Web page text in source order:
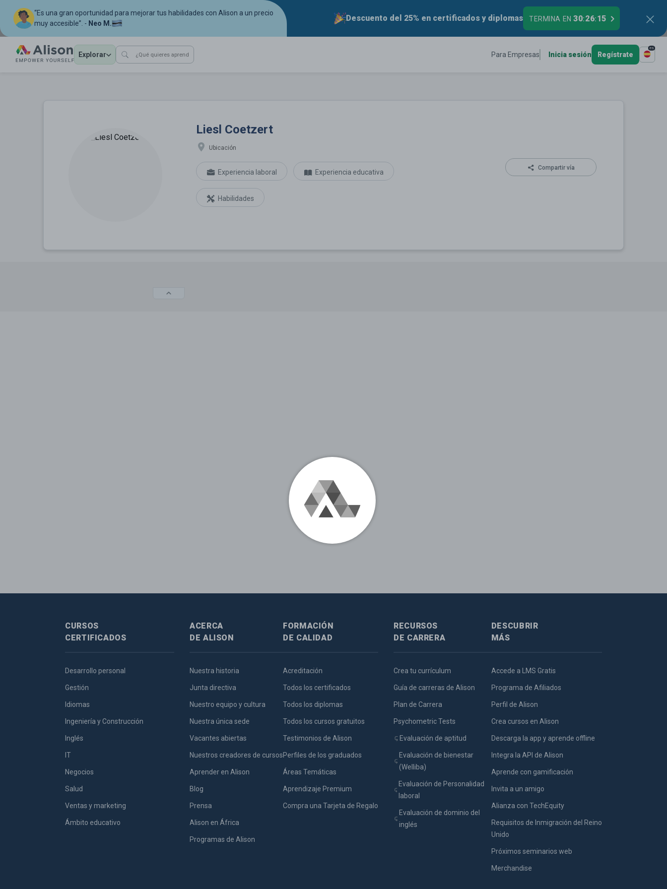
“Es una gran oportunidad para mejorar tus habilidades con Alison a un precio
muy accesible”. - Neo M.
Descuento del 25% en certificados y diplomas TERMINA EN30:26:15
Explorar Para Empresas Inicia sesión Regístrate
es
Compartir vía
Liesl Coetzert
Ubicación
Experiencia laboral Experiencia educativa
Habilidades
CURSOS
CERTIFICADOS
Desarrollo personal
Gestión
Idiomas
Ingeniería y Construcción
Inglés
IT
Negocios
Salud
Ventas y marketing
Ámbito educativo
ACERCA
DE ALISON
Nuestra historia
Junta directiva
Nuestro equipo y cultura
Nuestra única sede
Vacantes abiertas
Nuestros creadores de cursos
Aprender en Alison
Blog
Prensa
Alison en África
Programas de Alison
FORMACIÓN
DE CALIDAD
Acreditación
Todos los certificados
Todos los diplomas
Todos los cursos gratuitos
Testimonios de Alison
Perfiles de los graduados
Áreas Temáticas
Aprendizaje Premium
Compra una Tarjeta de Regalo
RECURSOS
DE CARRERA
Crea tu currículum
Guía de carreras de Alison
Plan de Carrera
Psychometric Tests
Evaluación de aptitud
Evaluación de bienestar
(Welliba)
Evaluación de Personalidad
laboral
Evaluación de dominio del
inglés
DESCUBRIR
MÁS
Accede a LMS Gratis
Programa de Afiliados
Perfil de Alison
Crea cursos en Alison
Descarga la app y aprende offline
Integra la API de Alison
Aprende con gamificación
Invita a un amigo
Alianza con TechEquity
Requisitos de Inmigración del Reino
Unido
Próximos seminarios web
Merchandise